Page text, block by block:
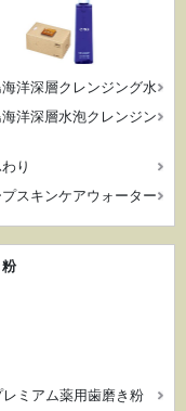
洋深層クレンジング水
洋深層水泡クレンジン
り
スキンケアウォーター
ミアム薬用歯磨き粉